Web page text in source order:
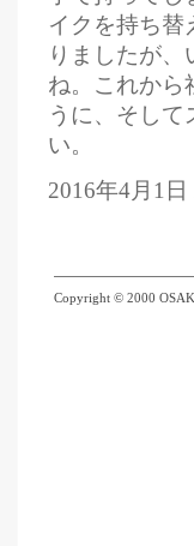
イクを持ち替
りましたが
ね。これから
うに、そし
い。
2016年4月1日
Copyright © 2000